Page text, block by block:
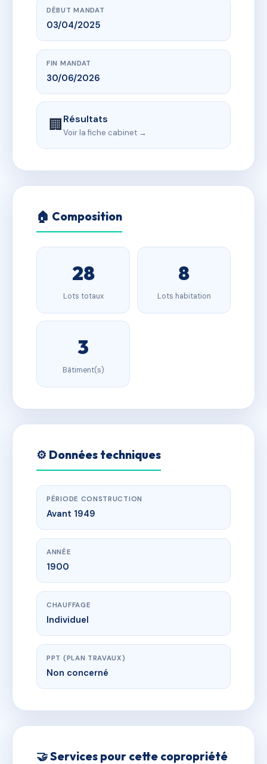
DÉBUT MANDAT
03/04/2025
FIN MANDAT
30/06/2026
🏢Résultats
Voir la fiche cabinet →
🏠 Composition
28
Lots totaux
8
Lots habitation
3
Bâtiment(s)
⚙️ Données techniques
PÉRIODE CONSTRUCTION
Avant 1949
ANNÉE
1900
CHAUFFAGE
Individuel
PPT (PLAN TRAVAUX)
Non concerné
🤝 Services pour cette copropriété